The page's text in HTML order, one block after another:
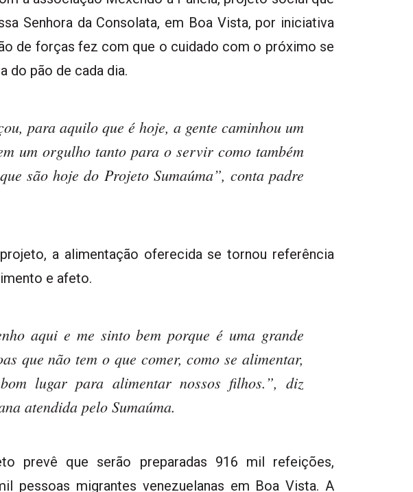
Senhora da Consolata, em Boa Vista, por iniciativa
de forças fez com que o cuidado com o próximo se
do pão de cada dia.
para aquilo que é hoje, a gente caminhou um
um orgulho tanto para o servir como também
são hoje do Projeto Sumaúma”, conta padre
a alimentação oferecida se tornou referência
e afeto.
aqui e me sinto bem porque é uma grande
que não tem o que comer, como se alimentar,
lugar para alimentar nossos filhos.”, diz
atendida pelo Sumaúma.
prevê que serão preparadas 916 mil refeições,
pessoas migrantes venezuelanas em Boa Vista. A